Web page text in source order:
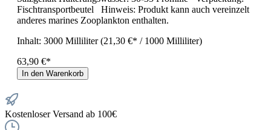
Fischtransportbeutel Hinweis: Produkt kann auch vereinzelt
anderes marines Zooplankton enthalten.
Inhalt: 3000 Milliliter(21,30 €* / 1000 Milliliter)
63,90 €*
In den Warenkorb
Kostenloser Versand ab 100€